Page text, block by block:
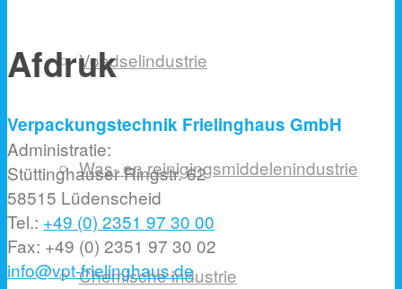
Voedselindustrie
Was- en reinigingsmiddelenindustrie
Chemische industrie
Afdruk
Verpackungstechnik Frielinghaus GmbH
Administratie:
Stüttinghauser Ringstr. 62
58515 Lüdenscheid
Tel.: +49 (0) 2351 97 30 00
Fax: +49 (0) 2351 97 30 02
info@vpt-frielinghaus.de